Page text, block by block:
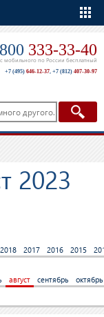
333-33-40
мобильного по России бесплатный
+7 (495) 646-12-37, +7 (812) 407-30-97
2023
2018 2017 2016 2015
август сентябрь октябрь